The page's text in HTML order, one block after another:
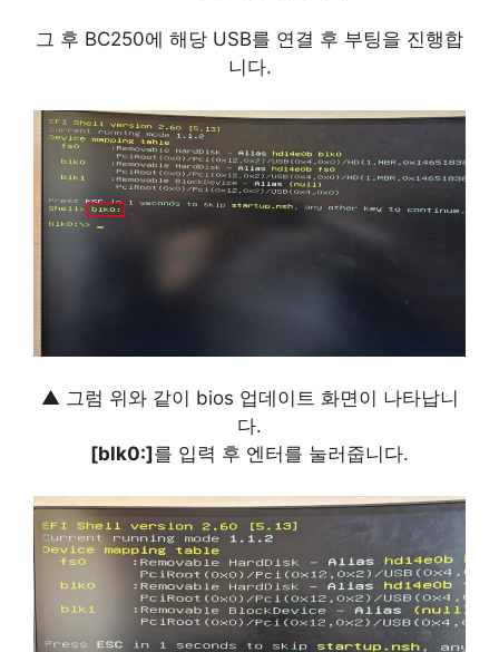
그 후 BC250에 해당 USB를 연결 후 부팅을 진행합
니다.
▲ 그럼 위와 같이 bios 업데이트 화면이 나타납니
다.
[blk0:]를 입력 후 엔터를 눌러줍니다.